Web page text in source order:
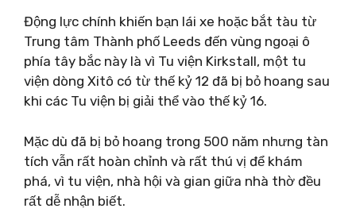
Động lực chính khiến bạn lái xe hoặc bắt tàu từ
Trung tâm Thành phố Leeds đến vùng ngoại ô
phía tây bắc này là vì Tu viện Kirkstall, một tu
viện dòng Xitô có từ thế kỷ 12 đã bị bỏ hoang sau
khi các Tu viện bị giải thể vào thế kỷ 16.
Mặc dù đã bị bỏ hoang trong 500 năm nhưng tàn
tích vẫn rất hoàn chỉnh và rất thú vị để khám
phá, vì tu viện, nhà hội và gian giữa nhà thờ đều
rất dễ nhận biết.